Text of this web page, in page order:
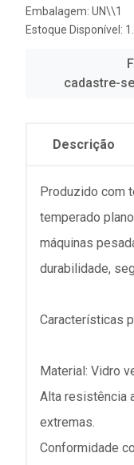
Embalagem: UN\\1
Estoque Disponível:
cadastre-
Descrição
Produzido com
temperado
máquinas
durabilidade,
Características
Material: Vidro
Alta resistência
extremas.
Conformidade